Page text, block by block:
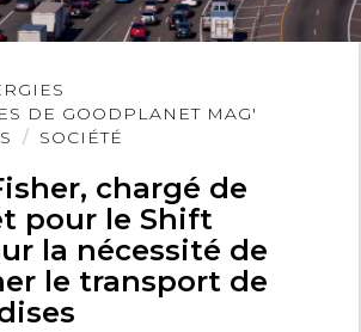
DE GOODPLANET MAG'
SOCIÉTÉ
chargé de
pour le Shift
la nécessité de
le transport de